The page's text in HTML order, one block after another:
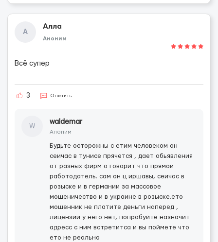
А
Алла
Аноним
Всё супер
3 Ответить
W
waldemar
Аноним
Будьте осторожны с етим человеком он
сеичас в тунисе прячется , дает обьявления
от разных фирм о говорит что прямой
работодатель. сам он ц иршавы, сеичас в
розыске и в германии за массовое
мошеничество и в украине в розыске.ето
мошенник не платите деньги наперед ,
лицензии у него нет, попробуйте назначит
адресс с ним встретитса и вы поймете что
ето не реально